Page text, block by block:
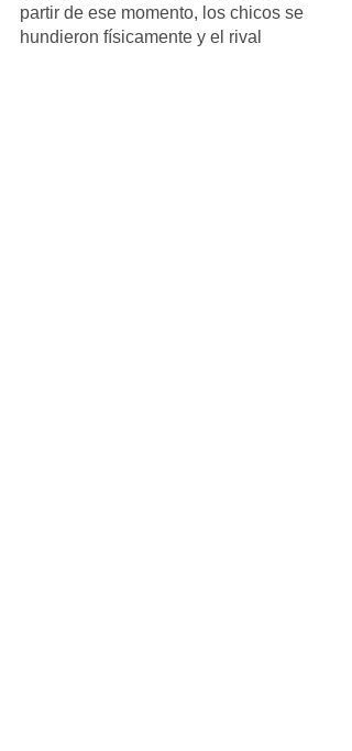
partir de ese momento, los chicos se
hundieron físicamente y el rival